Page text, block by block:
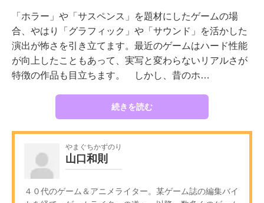
「ホラー」や「サスペンス」を題材にしたゲームの場
合、やはり「グラフィック」や「サウンド」を活かした
演出が怖さを引き立てます。最近のゲームはハード性能
が向上したこともあって、実写と変わらないリアルさが
特徴の作品も目立ちます。 しかし、昔のホ…
続きを読む
やまぐちかずのり
山口和則
４０代のゲーム＆アニメライター。某ゲーム誌の編集バイ